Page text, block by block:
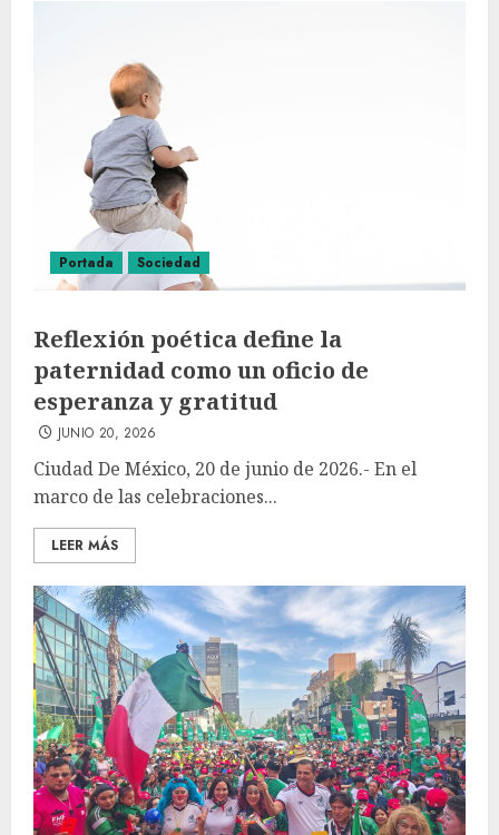
Portada Sociedad
Reflexión poética define la
paternidad como un oficio de
esperanza y gratitud
JUNIO 20, 2026
Ciudad De México, 20 de junio de 2026.- En el
marco de las celebraciones...
LEER MÁS